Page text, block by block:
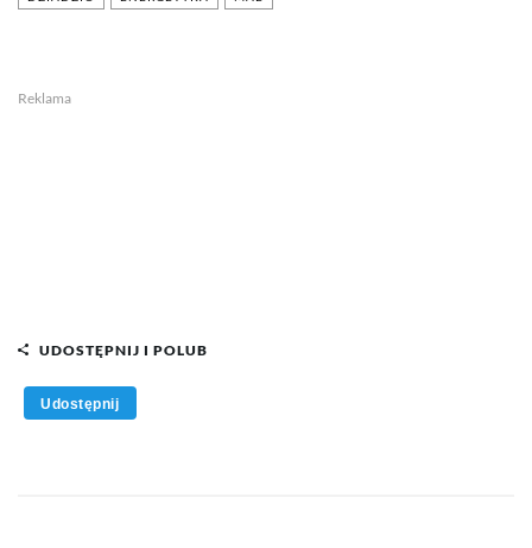
Reklama
UDOSTĘPNIJ I POLUB
Udostępnij